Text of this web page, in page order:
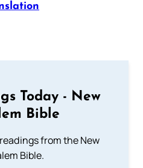
Today - New
Bible
from the New
Bible.